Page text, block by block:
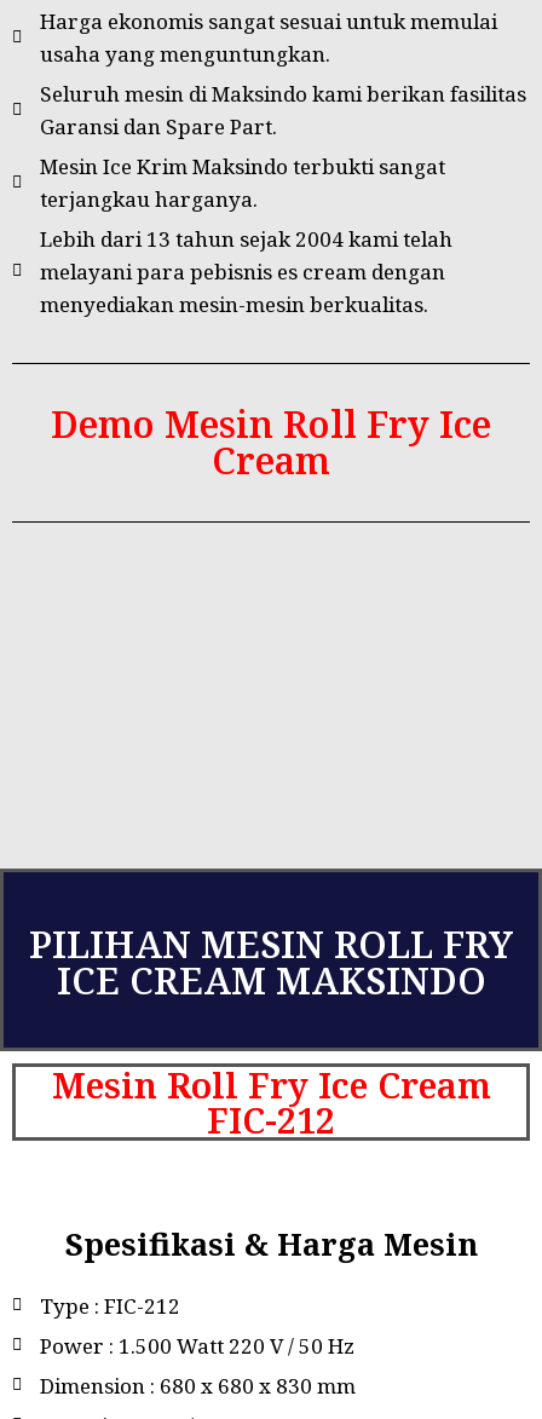
Harga ekonomis sangat sesuai untuk memulai
usaha yang menguntungkan.
Seluruh mesin di Maksindo kami berikan fasilitas
Garansi dan Spare Part.
Mesin Ice Krim Maksindo terbukti sangat
terjangkau harganya.
Lebih dari 13 tahun sejak 2004 kami telah
melayani para pebisnis es cream dengan
menyediakan mesin-mesin berkualitas.
Demo Mesin Roll Fry Ice
Cream
PILIHAN MESIN ROLL FRY
ICE CREAM MAKSINDO
Mesin Roll Fry Ice Cream
FIC-212
Spesifikasi & Harga Mesin
Type : FIC-212
Power : 1.500 Watt 220 V / 50 Hz
Dimension : 680 x 680 x 830 mm